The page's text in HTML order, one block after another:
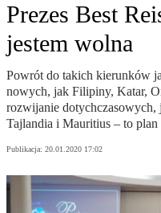
Prezes Best
jestem wolna
Powrót do takich kierunków
nowych, jak Filipiny, Katar,
rozwijanie dotychczasowych,
Tajlandia i Mauritius – to
Publikacja: 20.01.2020 17:02